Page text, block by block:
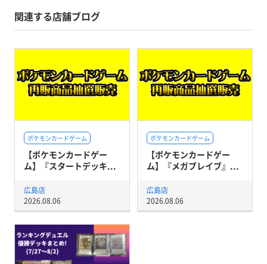
関連する店舗ブログ
ポケモンカードゲーム
【ポケモンカードゲー
ム】『スタートデッキ...
広島店
2026.08.06
ポケモンカードゲーム
【ポケモンカードゲー
ム】『メガブレイブ』...
広島店
2026.08.06